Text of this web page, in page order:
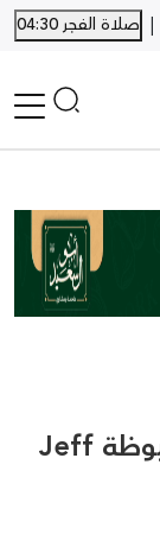
| صلاة الفجر 04:30
اليوم بعد الافطار: التحلية من بوظة Jeff